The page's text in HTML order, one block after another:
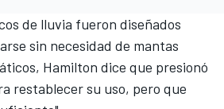
de lluvia fueron diseñados
sin necesidad de mantas
Hamilton dice que presionó
restablecer su uso, pero que